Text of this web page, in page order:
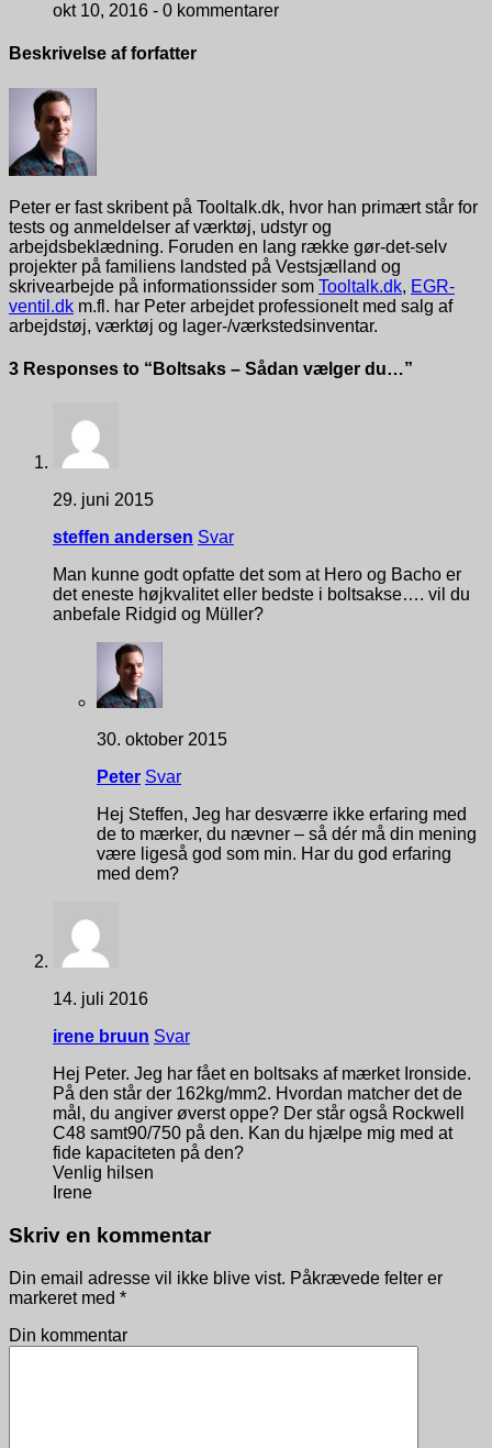
okt 10, 2016 - 0 kommentarer
Beskrivelse af forfatter
Peter er fast skribent på Tooltalk.dk, hvor han primært står for
tests og anmeldelser af værktøj, udstyr og
arbejdsbeklædning. Foruden en lang række gør-det-selv
projekter på familiens landsted på Vestsjælland og
skrivearbejde på informationssider som Tooltalk.dk, EGR-
ventil.dk m.fl. har Peter arbejdet professionelt med salg af
arbejdstøj, værktøj og lager-/værkstedsinventar.
3 Responses to “Boltsaks – Sådan vælger du…”
29. juni 2015
steffen andersen Svar
Man kunne godt opfatte det som at Hero og Bacho er
det eneste højkvalitet eller bedste i boltsakse…. vil du
anbefale Ridgid og Müller?
30. oktober 2015
Peter Svar
Hej Steffen, Jeg har desværre ikke erfaring med
de to mærker, du nævner – så dér må din mening
være ligeså god som min. Har du god erfaring
med dem?
14. juli 2016
irene bruun Svar
Hej Peter. Jeg har fået en boltsaks af mærket Ironside.
På den står der 162kg/mm2. Hvordan matcher det de
mål, du angiver øverst oppe? Der står også Rockwell
C48 samt90/750 på den. Kan du hjælpe mig med at
fide kapaciteten på den?
Venlig hilsen
Irene
Skriv en kommentar
Din email adresse vil ikke blive vist. Påkrævede felter er
markeret med *
Din kommentar